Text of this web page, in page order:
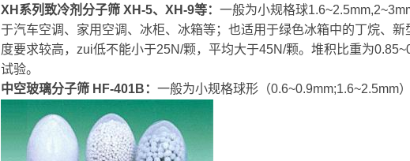
XH系列致冷剂分子筛 XH-5、XH-9等： 一般为小规格球
于汽车空调、家用空调、冰柜、冰箱等；也适用于绿色冰箱中的丁烷、
度要求较高，zui低不能小于25N/颗，平均大于45N/颗。堆积比重为
试验。
中空玻璃分子筛 HF-401B： 一般为小规格球形（0.6~0.9mm;1.6~2.5mm